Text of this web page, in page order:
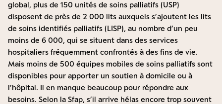
global, plus de 150 unités de soins palliatifs (USP)
disposent de près de 2 000 lits auxquels s’ajoutent les lits
de soins identifiés palliatifs (LISP), au nombre d’un peu
moins de 6 000, qui se situent dans des services
hospitaliers fréquemment confrontés à des fins de vie.
Mais moins de 500 équipes mobiles de soins palliatifs sont
disponibles pour apporter un soutien à domicile ou à
l’hôpital. Il en manque beaucoup pour répondre aux
besoins. Selon la Sfap, s’il arrive hélas encore trop souvent